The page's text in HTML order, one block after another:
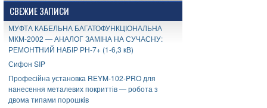
СВЕЖИЕ ЗАПИСИ
МУФТА КАБЕЛЬНА БАГАТОФУНКЦІОНАЛЬНА
МКМ-2002 — АНАЛОГ ЗАМІНА НА СУЧАСНУ:
РЕМОНТНИЙ НАБІР РН-7+ (1-6,3 кВ)
Сифон SIP
Професійна установка REYM-102-PRO для
нанесення металевих покриттів — робота з
двома типами порошків